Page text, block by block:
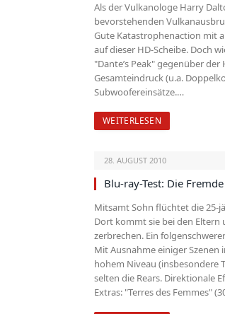
Als der Vulkanologe Harry
bevorstehenden
Gute Katastrophenaction mit
auf dieser HD-Scheibe. Doch
"Dante’s Peak" gegenüber
Gesamteindruck (u.a.
Subwoofereinsätze.…
WEITERLESEN
28. AUGUST 2010
Blu-ray-Test: Die Fremde
Mitsamt Sohn flüchtet die 25-
Dort kommt sie bei den Eltern
zerbrechen. Ein
Mit Ausnahme einiger Szenen
hohem Niveau (insbesondere
selten die Rears. Direktionale
Extras: "Terres des Femmes"